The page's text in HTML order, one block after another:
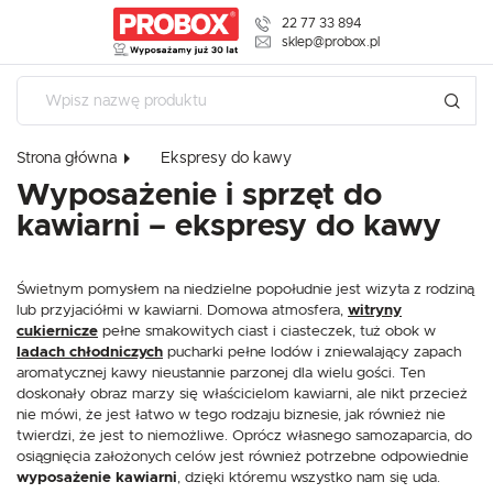
22 77 33 894
sklep@probox.pl
Strona główna Ekspresy do kawy
Wyposażenie i sprzęt do
kawiarni – ekspresy do kawy
Świetnym pomysłem na niedzielne popołudnie jest wizyta z rodziną
lub przyjaciółmi w kawiarni. Domowa atmosfera, witryny
cukiernicze pełne smakowitych ciast i ciasteczek, tuż obok w
ladach chłodniczych pucharki pełne lodów i zniewalający zapach
aromatycznej kawy nieustannie parzonej dla wielu gości. Ten
doskonały obraz marzy się właścicielom kawiarni, ale nikt przecież
nie mówi, że jest łatwo w tego rodzaju biznesie, jak również nie
twierdzi, że jest to niemożliwe. Oprócz własnego samozaparcia, do
osiągnięcia założonych celów jest również potrzebne odpowiednie
wyposażenie kawiarni, dzięki któremu wszystko nam się uda.
USTAWIENIA
Szanujemy Twoją prywatność. Możesz zmienić ustawienia
Niezbędne
Niezbędne pliki cookies służą do prawidłowego funkcjonowania strony
internetowej i umożliwiają Ci komfortowe korzystanie z oferowanych przez
nas usług.
Pliki cookies odpowiadają na podejmowane przez Ciebie działania w celu
m.in. dostosowania Twoich ustawień preferencji prywatności, logowania czy
wypełniania formularzy. Dzięki plikom cookies strona, z której korzystasz,
może działać bez zakłóceń.
Więcej
USTAWIENIA REGIONALNE
Lokalizacja
Polska
polski
Waluta
ZAPISZ